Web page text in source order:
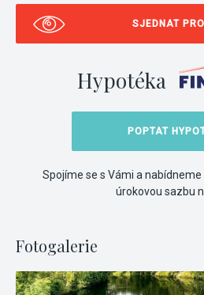
SJEDNAT
Hypotéka
POPTAT
Spojíme se s Vámi a
úrokovou sazbu
Fotogalerie